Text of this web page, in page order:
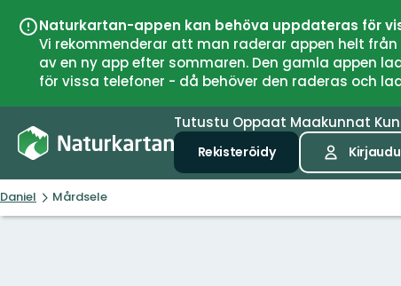
Naturkartan-appen kan behöva uppdateras för
Vi rekommenderar att man raderar appen helt
av en ny app efter sommaren. Den gamla appen
för vissa telefoner - då behöver den raderas och
Tutustu Oppaat Maakunnat
Rekisteröidy Kirjaudu
Daniel Mårdsele